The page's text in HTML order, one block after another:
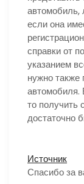
автомобиль,
если она
справки от
указанием
нужно
автомобиля.
то получить
достаточно
Источник
Спасибо за